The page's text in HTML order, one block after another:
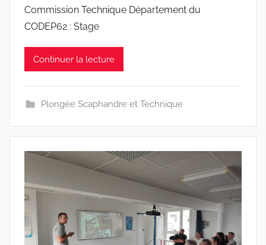
Commission Technique Département du
CODEP62 : Stage
Continuer la lecture
Plongée Scaphandre et Technique